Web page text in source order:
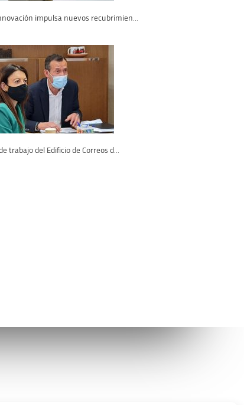
impulsa nuevos recubrimien...
trabajo del Edificio de Correos d...